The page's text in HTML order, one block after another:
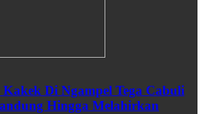
Di Ngampel Tega Cabuli
Hingga Melahirkan